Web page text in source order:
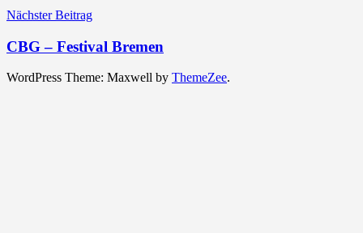
Nächster Beitrag
CBG – Festival Bremen
WordPress Theme: Maxwell by ThemeZee.